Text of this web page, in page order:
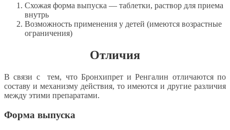
Схожая форма выпуска — таблетки, раствор для приема
внутрь
Возможность применения у детей (имеются возрастные
ограничения)
Отличия
В связи с тем, что Бронхипрет и Ренгалин отличаются по
составу и механизму действия, то имеются и другие различия
между этими препаратами.
Форма выпуска